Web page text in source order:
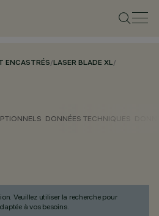
ENCASTRÉS/LASER BLADE XL/
DONNÉES TECHNIQUES
Veuillez utiliser la recherche pour
à vos besoins.